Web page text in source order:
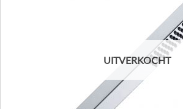
UITVERKOCHT